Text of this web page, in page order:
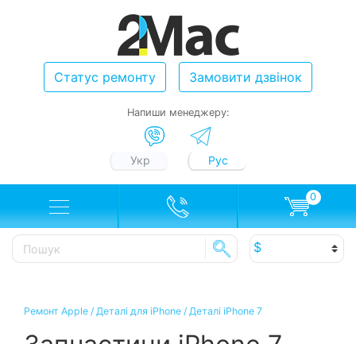
Статус ремонту Замовити дзвінок
Напиши менеджеру:
Укр Рус
0
Ремонт Apple / Деталі для iPhone / Деталі iPhone 7